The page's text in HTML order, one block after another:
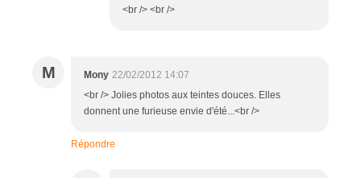
<br /> <br />
M Mony 22/02/2012 14:07
<br /> Jolies photos aux teintes douces. Elles
donnent une furieuse envie d'été...<br />
Répondre